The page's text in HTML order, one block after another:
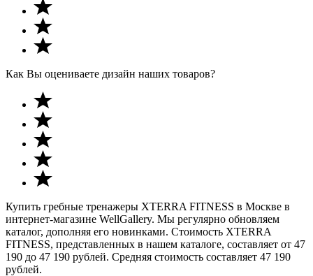
Как Вы оцениваете дизайн наших товаров?
Купить гребные тренажеры XTERRA FITNESS в Москве в
интернет-магазине WellGallery. Мы регулярно обновляем
каталог, дополняя его новинками. Стоимость XTERRA
FITNESS, представленных в нашем каталоге, составляет от 47
190 до 47 190 рублей. Средняя стоимость составляет 47 190
рублей.